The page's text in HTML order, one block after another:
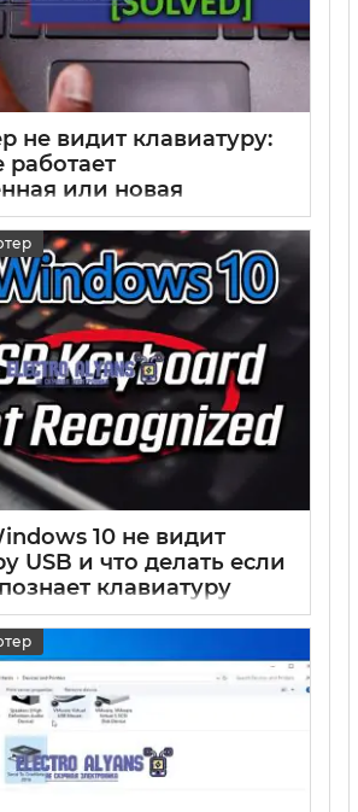
не видит клавиатуру:
работает
или новая
и что делать при
0
10 не видит
USB и что делать если
клавиатуру